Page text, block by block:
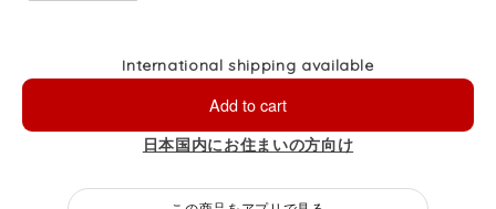
International shipping available
Add to cart
日本国内にお住まいの方向け